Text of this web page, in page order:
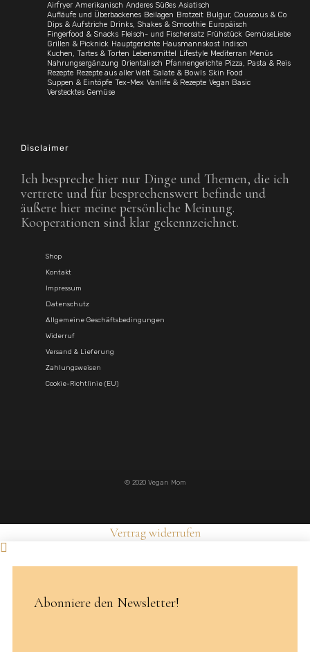
Airfryer Amerikanisch Anderes Süßes Asiatisch
Aufläufe und Überbackenes Beilagen Brotzeit Bulgur, Couscous & Co
Dips & Aufstriche Drinks, Shakes & Smoothie Europäisch
Fingerfood & Snacks Fleisch- und Fischersatz Frühstück GemüseLiebe
Grillen & Picknick Hauptgerichte Hausmannskost Indisch
Kuchen, Tartes & Torten Lebensmittel Lifestyle Mediterran Menüs
Nahrungsergänzung Orientalisch Pfannengerichte Pizza, Pasta & Reis
Rezepte Rezepte aus aller Welt Salate & Bowls Skin Food
Suppen & Eintöpfe Tex-Mex Vanlife & Rezepte Vegan Basic
Verstecktes Gemüse
Disclaimer
Ich bespreche hier nur Dinge und Themen, die ich
vertrete und für besprechenswert befinde und
äußere hier meine persönliche Meinung.
Kooperationen sind klar gekennzeichnet.
Shop
Kontakt
Impressum
Datenschutz
Allgemeine Geschäftsbedingungen
Widerruf
Versand & Lieferung
Zahlungsweisen
Cookie-Richtlinie (EU)
© 2020 Vegan Mom
Vertrag widerrufen
Abonniere den Newsletter!